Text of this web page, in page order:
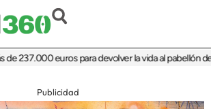
237.000 euros para devolver la vida al pabellón de
Publicidad